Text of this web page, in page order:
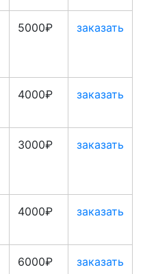
5000₽ заказать
4000₽ заказать
3000₽ заказать
4000₽ заказать
6000₽ заказать